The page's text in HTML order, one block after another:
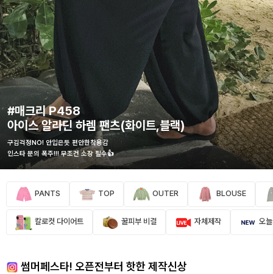
#매크리 P458
아이스 알라딘 하렘 팬츠(화이트,블랙)
구김걱정NO! 안입은듯 편안한착용감
인스타 문의 폭주!!! 무조건 소장 필수👍
PANTS TOP OUTER BLOUSE
칼로컷 다이어트 꿀피부 비결 자체제작 오
썸머페스타! 오픈전부터 핫한 제작신상